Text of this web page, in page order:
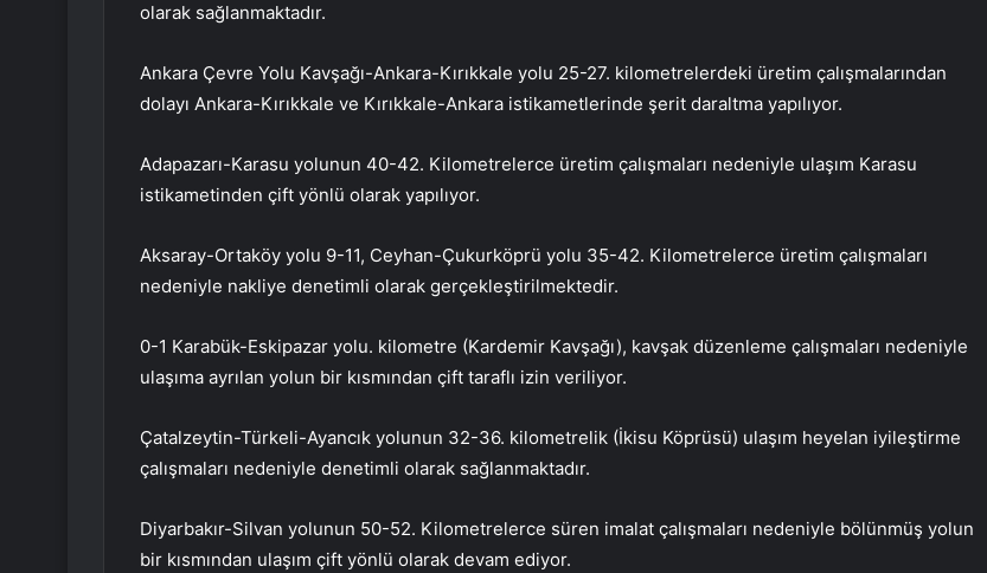
olarak sağlanmaktadır.
Ankara Çevre Yolu Kavşağı-Ankara-Kırıkkale yolu 25-27. kilometrelerdeki üretim çalışmalarından
dolayı Ankara-Kırıkkale ve Kırıkkale-Ankara istikametlerinde şerit daraltma yapılıyor.
Adapazarı-Karasu yolunun 40-42. Kilometrelerce üretim çalışmaları nedeniyle ulaşım Karasu
istikametinden çift yönlü olarak yapılıyor.
Aksaray-Ortaköy yolu 9-11, Ceyhan-Çukurköprü yolu 35-42. Kilometrelerce üretim çalışmaları
nedeniyle nakliye denetimli olarak gerçekleştirilmektedir.
0-1 Karabük-Eskipazar yolu. kilometre (Kardemir Kavşağı), kavşak düzenleme çalışmaları nedeniyle
ulaşıma ayrılan yolun bir kısmından çift taraflı izin veriliyor.
Çatalzeytin-Türkeli-Ayancık yolunun 32-36. kilometrelik (İkisu Köprüsü) ulaşım heyelan iyileştirme
çalışmaları nedeniyle denetimli olarak sağlanmaktadır.
Diyarbakır-Silvan yolunun 50-52. Kilometrelerce süren imalat çalışmaları nedeniyle bölünmüş yolun
bir kısmından ulaşım çift yönlü olarak devam ediyor.